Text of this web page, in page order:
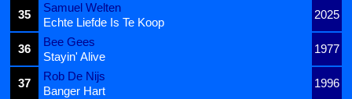
35
Samuel Welten
2025
Echte Liefde Is Te Koop
36
Bee Gees
1977
Stayin' Alive
37
Rob De Nijs
1996
Banger Hart